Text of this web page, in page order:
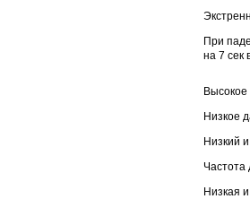
При
на 7 сек
Высокое
Низкое
Низкий
Частота
Низкая